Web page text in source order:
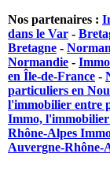
Nos partenaires :
dans le Var -
Bretagne -
Normandie -
en Île-de-France -
particuliers en
l'immobilier entre
Immo,
Rhône-Alpes
Auvergne-Rhône-